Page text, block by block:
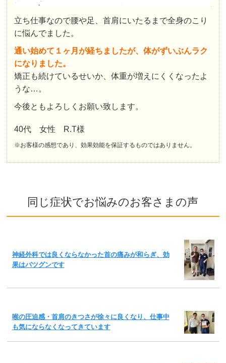
立ち仕事なので腰や足、首肩にいたるまで全身のこり
に悩んでました。
通い始めて１ヶ月が経ちましたが、体がずいぶんラク
になりました。
矯正も続けているせいか、体重が増えにくくなったよ
うな…。
今後ともよろしくお願い致します。
40代 女性 R.T様
※お客様の感想であり、効果効能を保証するものではありません。
同じ症状でお悩みのお客さまの声
神経外科では良くならなかった首の痛みが和らぎ、効
果はバツグンです
喉の圧迫感・首肩のきつさが徐々に良くなり、仕事中
も気にならなくなってきています